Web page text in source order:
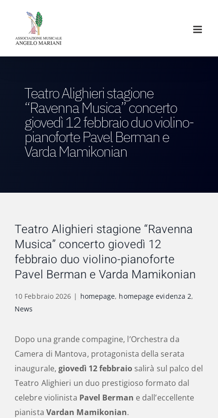
contenuto
Teatro Alighieri stagione
“Ravenna Musica” concerto
giovedì 12 febbraio duo violino-
pianoforte Pavel Berman e
Varda Mamikonian
Teatro Alighieri stagione “Ravenna
Musica” concerto giovedì 12
febbraio duo violino-pianoforte
Pavel Berman e Varda Mamikonian
10 Febbraio 2026 | homepage, homepage evidenza 2,
News
Dopo una grande compagine, l’Orchestra da
Camera di Mantova, protagonista della serata
inaugurale,giovedì 12 febbraiosalirà sul palco del
Teatro Alighieri un duo prestigioso formato dal
celebre violinista Pavel Berman e dall’eccellente
pianista Vardan Mamikonian.